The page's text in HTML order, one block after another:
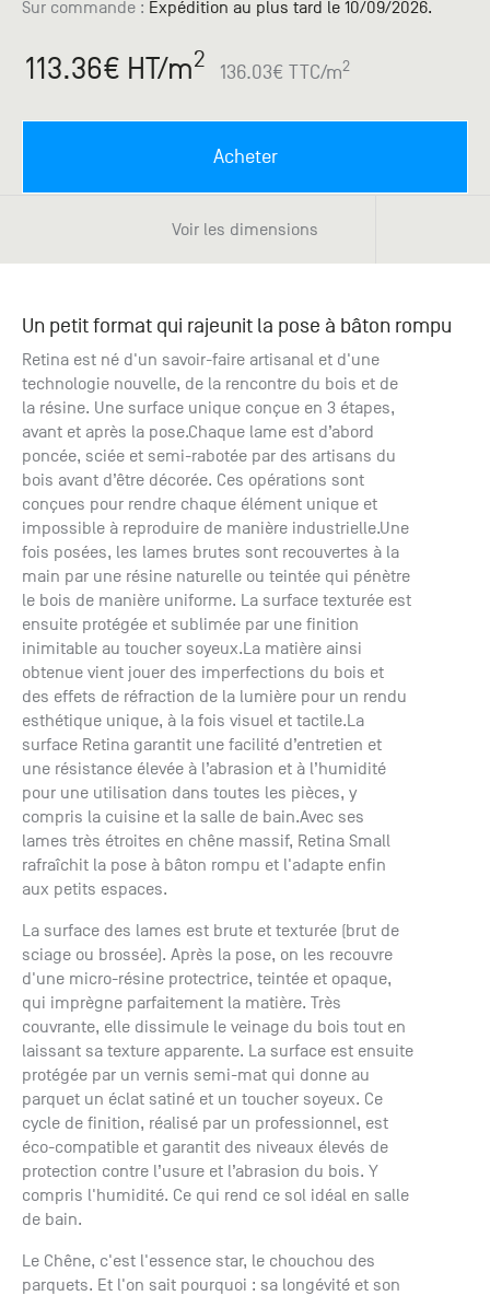
Sur commande : Expédition au plus tard le 10/09/2026.
113.36€ HT/m2 136.03€ TTC/m2
Acheter
Voir les dimensions
Un petit format qui rajeunit la pose à bâton rompu
Retina est né d'un savoir-faire artisanal et d'une
technologie nouvelle, de la rencontre du bois et de
la résine. Une surface unique conçue en 3 étapes,
avant et après la pose.Chaque lame est d’abord
poncée, sciée et semi-rabotée par des artisans du
bois avant d’être décorée. Ces opérations sont
conçues pour rendre chaque élément unique et
impossible à reproduire de manière industrielle.Une
fois posées, les lames brutes sont recouvertes à la
main par une résine naturelle ou teintée qui pénètre
le bois de manière uniforme. La surface texturée est
ensuite protégée et sublimée par une finition
inimitable au toucher soyeux.La matière ainsi
obtenue vient jouer des imperfections du bois et
des effets de réfraction de la lumière pour un rendu
esthétique unique, à la fois visuel et tactile.La
surface Retina garantit une facilité d’entretien et
une résistance élevée à l’abrasion et à l’humidité
pour une utilisation dans toutes les pièces, y
compris la cuisine et la salle de bain.Avec ses
lames très étroites en chêne massif, Retina Small
rafraîchit la pose à bâton rompu et l'adapte enfin
aux petits espaces.
La surface des lames est brute et texturée (brut de
sciage ou brossée). Après la pose, on les recouvre
d'une micro-résine protectrice, teintée et opaque,
qui imprègne parfaitement la matière. Très
couvrante, elle dissimule le veinage du bois tout en
laissant sa texture apparente. La surface est ensuite
protégée par un vernis semi-mat qui donne au
parquet un éclat satiné et un toucher soyeux. Ce
cycle de finition, réalisé par un professionnel, est
éco-compatible et garantit des niveaux élevés de
protection contre l’usure et l’abrasion du bois. Y
compris l'humidité. Ce qui rend ce sol idéal en salle
de bain.
Le Chêne, c'est l'essence star, le chouchou des
parquets. Et l'on sait pourquoi : sa longévité et son
Accessoires
Pont de
Du lundi
+33 (0)1
95870
Bezons
Chambourcy
Du lundi
au
samedi
+33 (0)1
30 06 09
22
22, route
de
Mantes -
78240
Chambourcy
savez ce
recherchez
?
catalogue
des